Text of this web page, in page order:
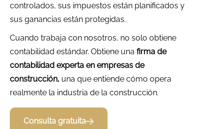
controlados, sus impuestos están planificados y
sus ganancias están protegidas.
Cuando trabaja con nosotros, no solo obtiene
contabilidad estándar. Obtiene una firma de
contabilidad experta en empresas de
construcción, una que entiende cómo opera
realmente la industria de la construcción.
Consulta gratuita